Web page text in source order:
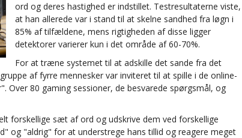
ord og deres hastighed er indstillet. Testresultaterne viste,
at han allerede var i stand til at skelne sandhed fra løgn i
85% af tilfældene, mens rigtigheden af disse ligger
detektorer varierer kun i det område af 60-70%.
For at træne systemet til at adskille det sande fra det
af fyrre mennesker var inviteret til at spille i de online-
Over 80 gaming sessioner, de besvarede spørgsmål, og
forskellige sæt af ord og udskrive dem ved forskellige
og "aldrig" for at understrege hans tillid og reagere meget